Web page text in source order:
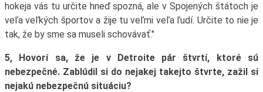
hokeja vás tu určite hneď spozná, ale v Spojených štátoch je
veľa veľkých športov a žije tu veľmi veľa ľudí. Určite to nie je
tak, že by sme sa museli schovávať."
5, Hovorí sa, že je v Detroite pár štvrtí, ktoré sú
nebezpečné. Zablúdil si do nejakej takejto štvrte, zažil si
nejakú nebezpečnú situáciu?